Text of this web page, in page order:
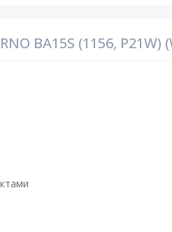
BA15S (1156, P21W)